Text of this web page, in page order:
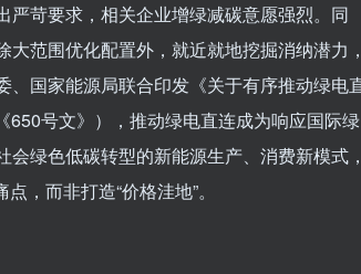
苛要求，相关企业增绿减碳意愿强烈。同
范围优化配置外，就近就地挖掘消纳潜力
国家能源局联合印发《关于有序推动绿电
号文》），推动绿电直连成为响应国际绿
绿色低碳转型的新能源生产、消费新模式
，而非打造“价格洼地”。